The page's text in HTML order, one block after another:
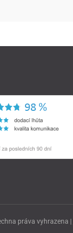
práva vyhrazena |